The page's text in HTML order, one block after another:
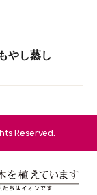
やし蒸し
Reserved.